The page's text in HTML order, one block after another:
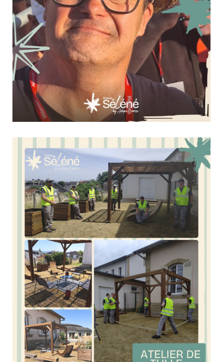
Une soirée au cœur de Festi’ Malemort !
13 juillet 2026 Culture & Loisirs
Le samedi 4 juillet, les personnes accompagnées de
l'EANM de Tulle ont participé à Festi' Malemort pour
profiter d'une soirée placée sous le signe de la musique
et du partage.Au programme : les concerts de Kassav',
Magic System et Christophe Maé, dans une ambiance...